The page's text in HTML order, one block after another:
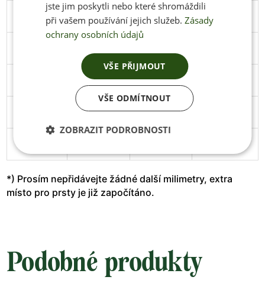
291 106 Stáhnout
305 111
313 114
*) Prosím nepřidávejte žádné další milimetry, extra
místo pro prsty je již započítáno.
Podobné produkty
jste jim poskytli nebo které shromáždili
při vašem používání jejich služeb. Zásady
ochrany osobních údajů
VŠE PŘIJMOUT
VŠE ODMÍTNOUT
ZOBRAZIT PODROBNOSTI